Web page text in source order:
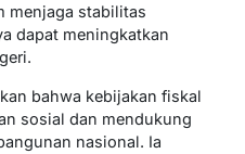
menjaga stabilitas
dapat meningkatkan
bahwa kebijakan fiskal
sosial dan mendukung
nasional. Ia